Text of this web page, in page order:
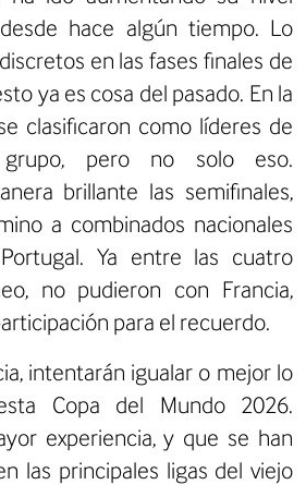
hace algún tiempo. Lo
en las fases finales de
ya es cosa del pasado. En la
clasificaron como líderes de
pero no solo eso.
brillante las semifinales,
a combinados nacionales
Ya entre las cuatro
no pudieron con Francia,
para el recuerdo.
intentarán igualar o mejor lo
Copa del Mundo 2026.
experiencia, y que se han
las principales ligas del viejo